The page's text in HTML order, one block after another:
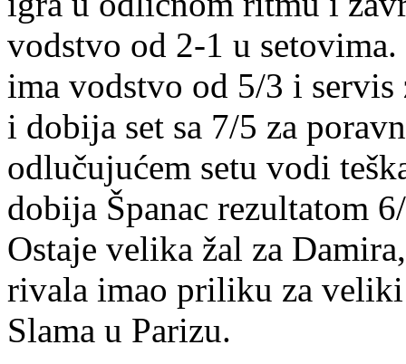
vodstvo od 2-1 u
ima vodstvo od 5/3 i servis
i dobija set sa 7/5 za
odlučujućem setu vodi
dobija Španac rezultatom
Ostaje velika žal za
rivala imao priliku za
Slama u Parizu.